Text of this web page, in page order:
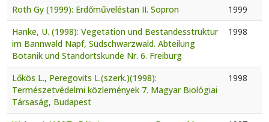
Roth Gy (1999): Erdőműveléstan II. Sopron
1999
Hanke, U. (1998): Vegetation und Bestandesstruktur
im Bannwald Napf, Südschwarzwald. Abteilung
Botanik und Standortskunde Nr. 6. Freiburg
1998
Lőkös L., Peregovits L.(szerk.)(1998):
Természetvédelmi közlemények 7. Magyar Biológiai
Társaság, Budapest
1998